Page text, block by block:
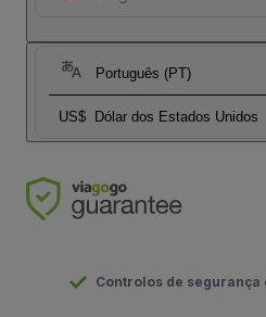
Português (PT)
US$ Dólar dos Estados Unidos
Controlos de